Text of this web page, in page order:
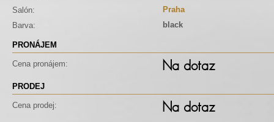
Salón:
Praha
Barva:
black
PRONÁJEM
Cena pronájem: Na dotaz
PRODEJ
Cena prodej: Na dotaz